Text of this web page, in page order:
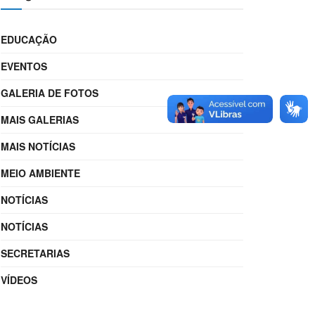
EDUCAÇÃO
EVENTOS
GALERIA DE FOTOS
MAIS GALERIAS
MAIS NOTÍCIAS
MEIO AMBIENTE
NOTÍCIAS
NOTÍCIAS
SECRETARIAS
VÍDEOS